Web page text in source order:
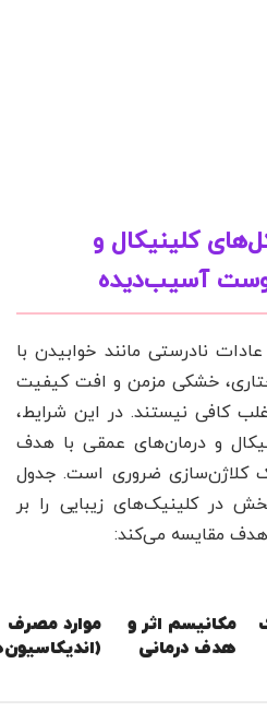
کلینیکال و
آسیب‌دیده
نادرستی مانند خوابیدن با
خشکی مزمن و افت کیفیت
کافی نیستند. در این شرایط،
و درمان‌های عمقی با هدف
کلاژن‌سازی ضروری است. جدول
در کلینیک‌های زیبایی را بر
مقایسه می‌کند:
مکانیسم اثر و
هدف درمانی
موارد مصرف